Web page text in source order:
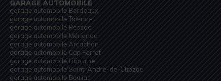
GARAGE AUTOMOBILE
garage automobile Bordeaux
garage automobile Talence
garage automobile Pessac
garage automobile Mérignac
garage automobile Arcachon
garage automobile Cap Ferret
garage automobile Libourne
garage automobile Saint-André-de-Cubzac
garage automobile Bouliac